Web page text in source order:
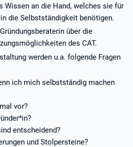
Wissen an die Hand, welches sie für
die Selbstständigkeit benötigen.
über die
des CAT.
werden u.a. folgende Fragen
ich mich selbstständig machen
vor?
entscheidend?
und Stolpersteine?